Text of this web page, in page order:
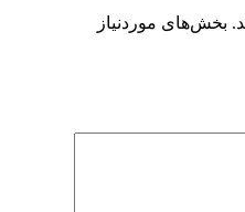
بخش‌های موردنیاز